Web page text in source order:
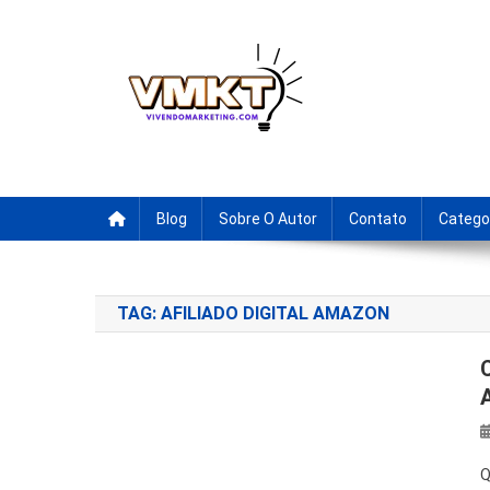
Blog Sobre O Autor Contato
TAG: AFILIADO DIGITAL AMAZON